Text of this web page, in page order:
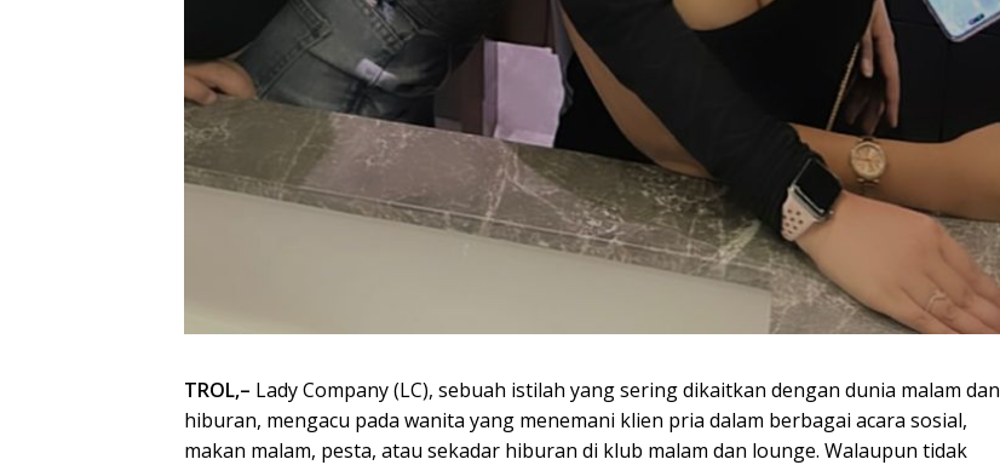
TROL,– Lady Company (LC), sebuah istilah yang sering dikaitkan dengan dunia malam dan
hiburan, mengacu pada wanita yang menemani klien pria dalam berbagai acara sosial,
makan malam, pesta, atau sekadar hiburan di klub malam dan lounge. Walaupun tidak